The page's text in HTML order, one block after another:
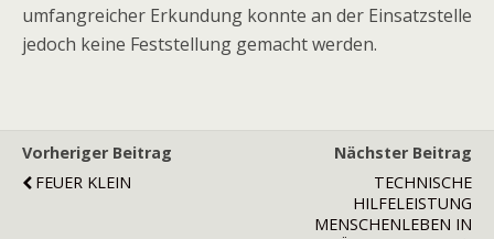
umfangreicher Erkundung konnte an der Einsatzstelle
jedoch keine Feststellung gemacht werden.
Vorheriger Beitrag
FEUER KLEIN
Nächster Beitrag
TECHNISCHE
HILFELEISTUNG
MENSCHENLEBEN IN